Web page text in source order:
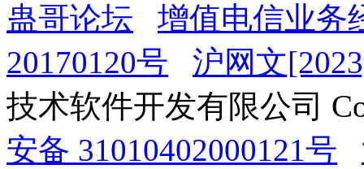
蛊哥论坛
增值电信业务
20170120号
沪网文
技术软件开发有限公司
安备 31010402000121号